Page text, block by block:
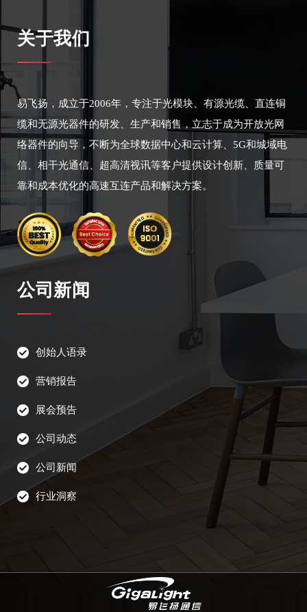
关于我们
易飞扬，成立于2006年，专注于光模块、有源光缆、直连铜
缆和无源光器件的研发、生产和销售，立志于成为开放光网
络器件的向导，不断为全球数据中心和云计算、5G和城域电
信、相干光通信、超高清视讯等客户提供设计创新、质量可
靠和成本优化的高速互连产品和解决方案。
公司新闻
创始人语录
营销报告
展会预告
公司动态
公司新闻
行业洞察